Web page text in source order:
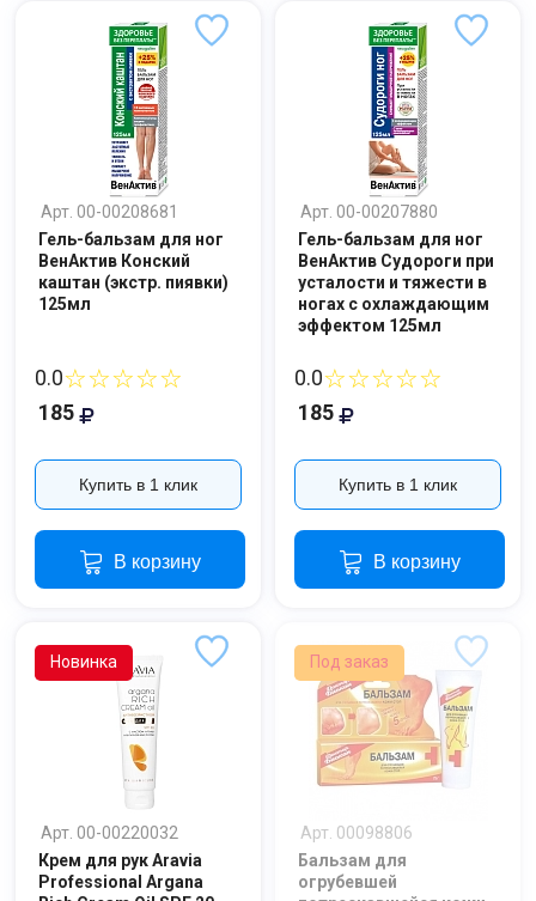
Арт. 00-00208681
Гель-бальзам для ног
ВенАктив Конский
каштан (экстр. пиявки)
125мл
0.0☆☆☆☆☆
185
Купить в 1 клик
В корзину
Арт. 00-00207880
Гель-бальзам для ног
ВенАктив Судороги при
усталости и тяжести в
ногах с охлаждающим
эффектом 125мл
0.0☆☆☆☆☆
185
Купить в 1 клик
В корзину
Новинка
Арт. 00-00220032
Крем для рук Aravia
Professional Argana
Под заказ
Арт. 00098806
Бальзам для
огрубевшей